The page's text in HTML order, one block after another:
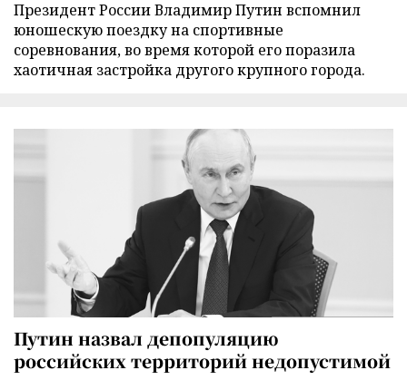
Президент России Владимир Путин вспомнил
юношескую поездку на спортивные
соревнования, во время которой его поразила
хаотичная застройка другого крупного города.
Путин назвал депопуляцию
российских территорий недопустимой